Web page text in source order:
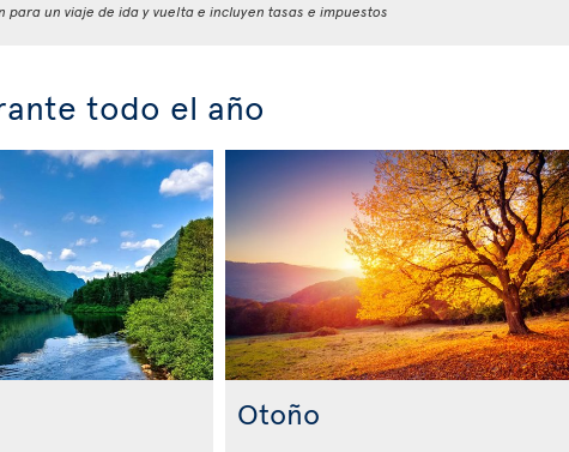
para un viaje de ida y vuelta e incluyen tasas e impuestos
todo el año
Otoño